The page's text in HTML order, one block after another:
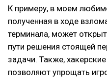
К примеру, в моем
полученная в ходе
терминала, может
пути решения стоящей
задачи. Также,
позволяют упрощать